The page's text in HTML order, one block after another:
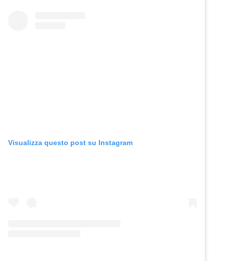
Visualizza questo post su Instagram